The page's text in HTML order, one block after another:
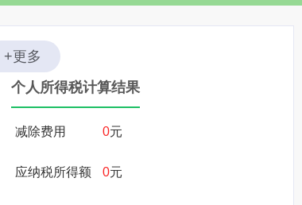
+更多
个人所得税计算结果
减除费用 0元
应纳税所得额 0元